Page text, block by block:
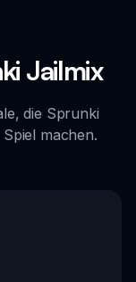
Jailmix
die Sprunki
machen.